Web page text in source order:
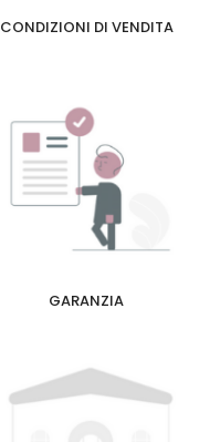
CONDIZIONI DI VENDITA
GARANZIA